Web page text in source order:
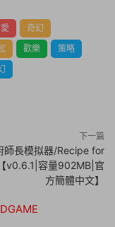
奇幻
歡樂
策略
下一篇
師長模拟器/Recipe for
v0.6.1|容量902MB|官
方簡體中文】